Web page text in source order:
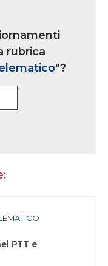
rubrica
"?
PTT e